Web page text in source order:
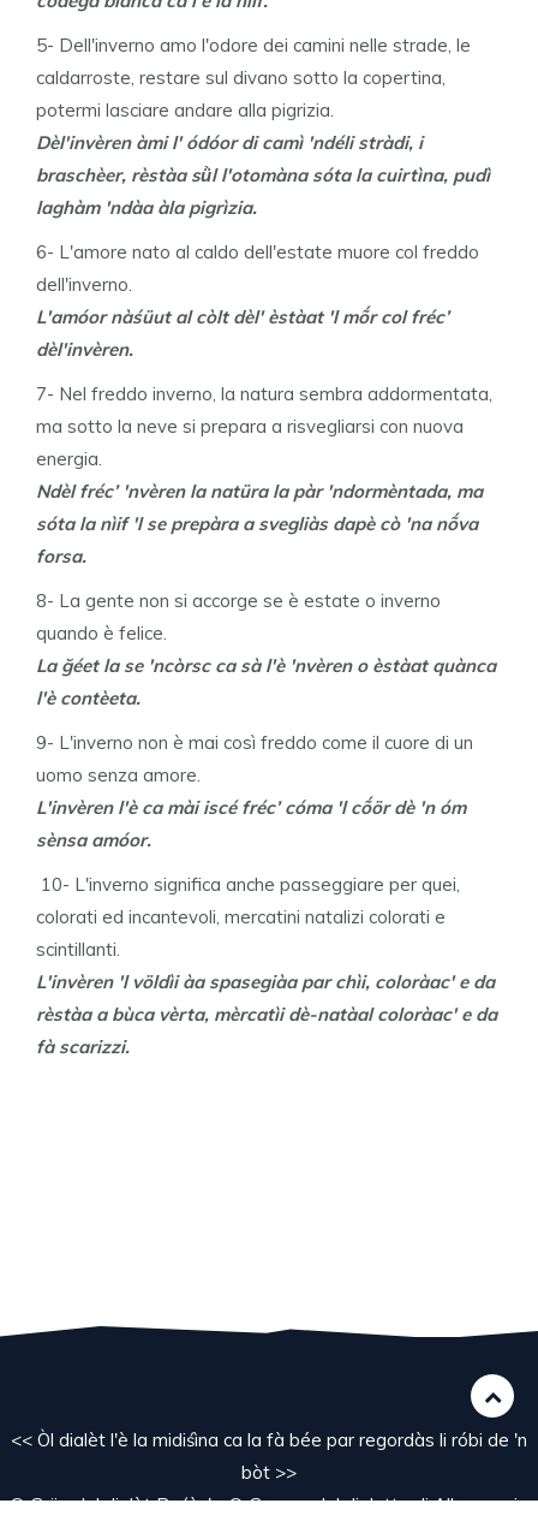
5- Dell'inverno amo l'odore dei camini nelle strade, le
caldarroste, restare sul divano sotto la copertina,
potermi lasciare andare alla pigrizia.
Dèl'invèren àmi l' ódóor di camì 'ndéli stràdi, i
braschèer, rèstàa sǜl l'otomàna sóta la cuirtìna, pudì
laghàm 'ndàa àla pigrìzia.
6- L'amore nato al caldo dell'estate muore col freddo
dell'inverno.
L'amóor nàśüut al còlt dèl' èstàat 'l mṍr col fréc’
dèl'invèren.
7- Nel freddo inverno, la natura sembra addormentata,
ma sotto la neve si prepara a risvegliarsi con nuova
energia.
Ndèl fréc’ 'nvèren la natüra la pàr 'ndormèntada, ma
sóta la nìif 'l se prepàra a svegliàs dapè cò 'na nṍva
forsa.
8- La gente non si accorge se è estate o inverno
quando è felice.
La ğéet la se 'ncòrsc ca sà l'è 'nvèren o èstàat quànca
l'è contèeta.
9- L'inverno non è mai così freddo come il cuore di un
uomo senza amore.
L'invèren l'è ca mài iscé fréc’ cóma 'l cṍör dè 'n óm
sènsa amóor.
10- L'inverno significa anche passeggiare per quei,
colorati ed incantevoli, mercatini natalizi colorati e
scintillanti.
L'invèren 'l völdìi àa spasegiàa par chìi, coloràac' e da
rèstàa a bùca vèrta, mèrcatìi dè-natàal coloràac' e da
fà scarizzi.
<< Òl dialèt l'è la midiśìna ca la fà bée par regordàs li róbi de 'n
bòt >>
© Grüp del dialèt Bośàc' - © Gruppo del dialetto di Albosaggia